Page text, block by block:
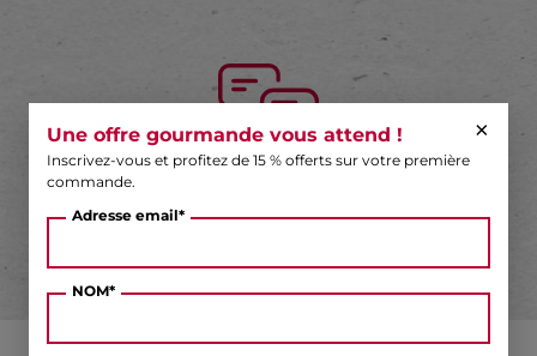
×
Une offre gourmande vous attend !
Inscrivez-vous et profitez de 15 % offerts sur votre première
commande.
Adresse email*
NOM*